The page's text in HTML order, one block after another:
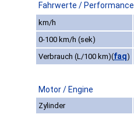
Fahrwerte / Performance
km/h
0-100 km/h (sek)
Verbrauch (L/100 km)(faq)
Motor / Engine
Zylinder